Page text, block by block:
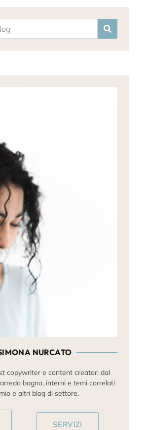
NURCATO
copywriter e content creator: dal
bagno, interni e temi correlati
e altri blog di settore.
SERVIZI